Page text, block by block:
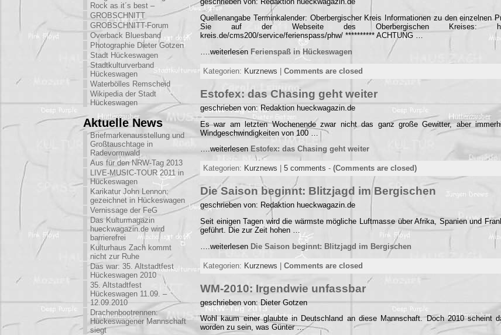
Rock as it´s best –
GROBSCHNITT
GROBSCHNITT-Forum
Overback Bluesband
Photographie Dieter Gotzen
Stadt Hückeswagen
Stadtkulturverband
Hückeswagen
Waterbölles Remscheid
Wikipedia der Stadt
Hückeswagen
Aktuelle News
Briefmarkenausstellung und
Großtauschtage in
Radevormwald
Aus für den NRW-Tag 2013
LIVE-MUSIC-TOUR 2011 in
Hückeswagen
Karikatur John Lennon:
gezeichnet in Hückeswagen
Vernissage der FeG
Das Kulturmagazin
hueckwagazin.de wird
barrierefrei
Kulturhaus Zach kommt
nicht zur Ruhe
Das war: 35. Altstadtfest
Hückeswagen 2010
35. Altstadtfest
Hückeswagen 11.09. –
12.09.2010
Drachenbootrennen:
Hückeswagener Mannschaft
siegt
Quellenangabe Terminkalender: Oberbergischer Kreis Informationen zu den einzelnen
Sie auf der Webseite des Oberbergischen Kreises: http://
kreis.de/cms200/service/ferienspass/phw/ ********** ACHTUNG …
….weiterlesen Ferienspaß in Hückeswagen
Kategorien: Kurznews Comments are closed
Estofex: das Chasing geht weiter
geschrieben von: Redaktion hueckwagazin.de
Es war am letzten Wochenende zwar nicht das ganz große Gewitter, aber
Windgeschwindigkeiten von 100 …
….weiterlesen Estofex: das Chasing geht weiter
Kategorien: Kurznews 5 comments - (Comments are closed)
Die Saison beginnt: Blitzjagd im Bergischen
geschrieben von: Redaktion hueckwagazin.de
Seit einigen Tagen wird die wärmste mögliche Luftmasse über Afrika, Spanien und
geführt. Die zur Zeit hohen …
….weiterlesen Die Saison beginnt: Blitzjagd im Bergischen
Kategorien: Kurznews | Comments are closed
WM-2010: Irgendwie unfassbar
geschrieben von: Dieter Gotzen
Wohl kaum einer glaubte in Deutschland an diese Mannschaft. Doch 2010 scheint
worden zu sein, was Günter …